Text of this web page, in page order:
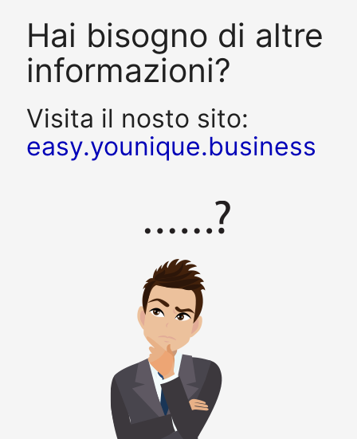
Hai bisogno di altre
informazioni?
Visita il nosto sito:
easy.younique.business